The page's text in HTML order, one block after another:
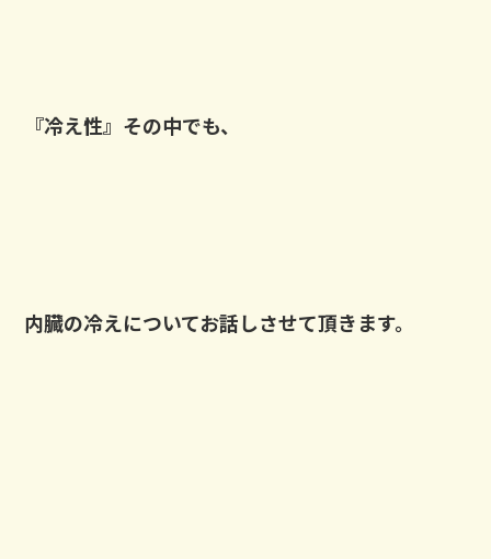
『冷え性』その中でも、
内臓の冷えについてお話しさせて頂きます。